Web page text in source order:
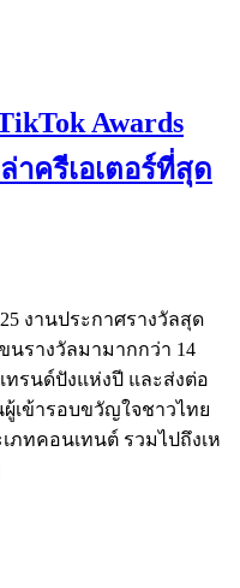
Awards
าครีเอเตอร์ที่สุด
งานประกาศรางวัลสุด
นรางวัลมามากกว่า 14
รนด์ปังแห่งปี และส่งต่อ
ข้ารอบขวัญใจชาวไทย
ภทคอนเทนต์ รวมไปถึงเห